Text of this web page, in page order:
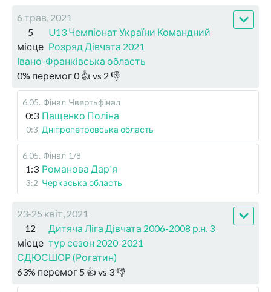
6 трав, 2021
5
місце
U13 Чемпіонат України Командний
Розряд Дівчата 2021
Івано-Франківська область
0% перемог0👍 vs 2 👎
6.05. Фінал Чвертьфінал
0:3 Пащенко Поліна
0:3 Дніпропетровська область
6.05. Фінал 1/8
1:3 Романова Дар'я
3:2 Черкаська область
23-25 квіт, 2021
12
місце
Дитяча Ліга Дівчата 2006-2008 р.н. 3
тур сезон 2020-2021
СДЮСШОР (Рогатин)
63% перемог 5 👍 vs 3👎